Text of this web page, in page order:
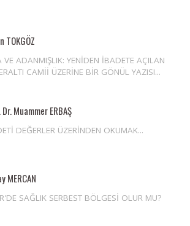
TOKGÖZ
VE ADANMIŞLIK: YENİDEN İBADETE AÇILAN
CAMİİ ÜZERİNE BİR GÖNÜL YAZISI...
Muammer ERBAŞ
DEĞERLER ÜZERİNDEN OKUMAK...
MERCAN
SAĞLIK SERBEST BÖLGESİ OLUR MU?